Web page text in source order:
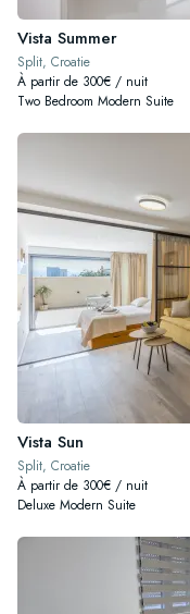
Vista Summer
Split, Croatie
À partir de 300€ / nuit
Two Bedroom Modern Suite
Vista Sun
Split, Croatie
À partir de 300€ / nuit
Deluxe Modern Suite